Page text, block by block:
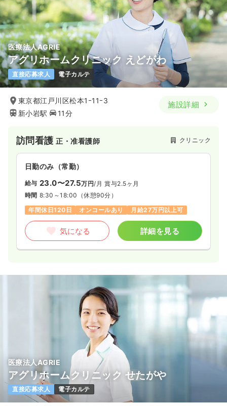
医療法人AGRIE
アグリホームクリニック えどがわ
直接応募求人 電子カルテ
東京都江戸川区松本1ｰ11ｰ3
新小岩駅
11分
施設詳細
訪問看護正・准看護師 クリニック
日勤のみ（常勤）
給与 23.0〜27.5万円/月 賞与2.5ヶ月
時間 8:30～18:00 （休憩90分）
年間休日120日
オンコールあり 月給27万円以上可
気になる 詳細を見る
医療法人AGRIE
アグリホームクリニック せたがや
直接応募求人 電子カルテ